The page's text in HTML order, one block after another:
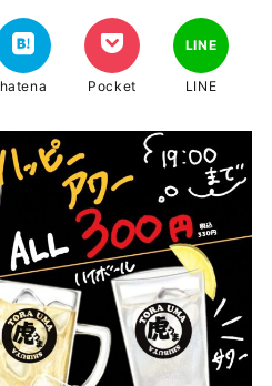
hatena Pocket
LINE
LINE